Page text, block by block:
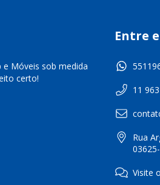
e Móveis sob medida
certo!
Entre
11
Rua
Visite